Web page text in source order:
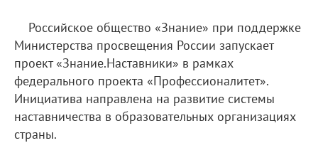
Российское общество «Знание» при поддержке
Министерства просвещения России запускает
проект «Знание.Наставники» в рамках
федерального проекта «Профессионалитет».
Инициатива направлена на развитие системы
наставничества в образовательных организациях
страны.